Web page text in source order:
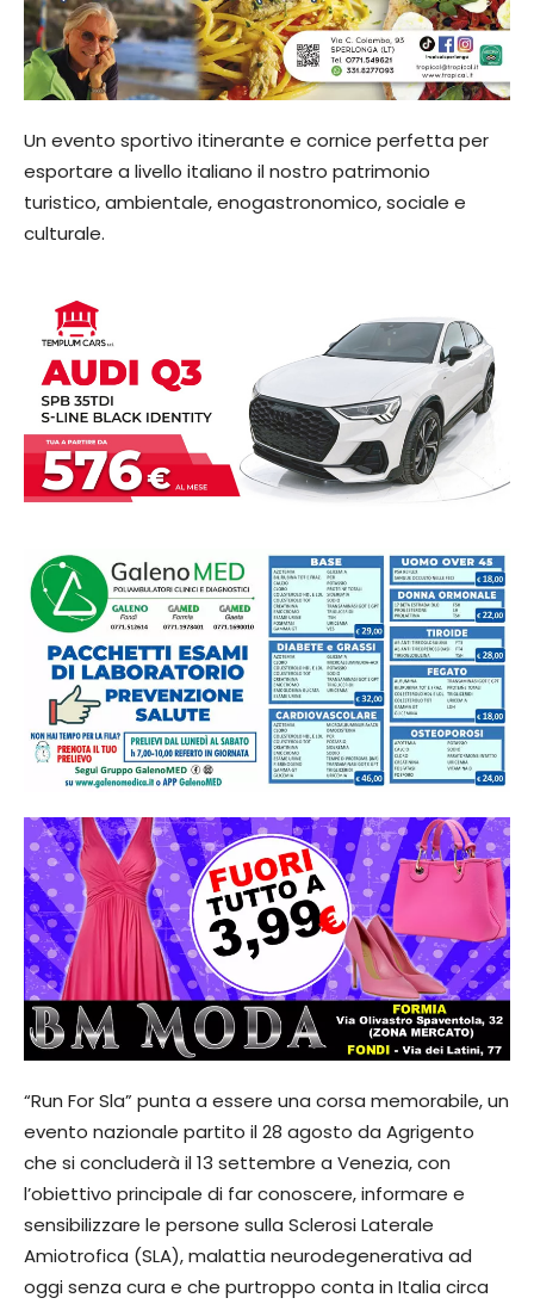
Un evento sportivo itinerante e cornice perfetta per
esportare a livello italiano il nostro patrimonio
turistico, ambientale, enogastronomico, sociale e
culturale.
“Run For Sla” punta a essere una corsa memorabile, un
evento nazionale partito il 28 agosto da Agrigento
che si concluderà il 13 settembre a Venezia, con
l’obiettivo principale di far conoscere, informare e
sensibilizzare le persone sulla Sclerosi Laterale
Amiotrofica (SLA), malattia neurodegenerativa ad
oggi senza cura e che purtroppo conta in Italia circa